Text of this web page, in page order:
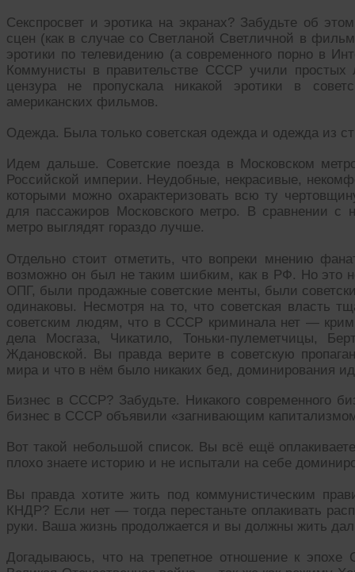
Секспросвет и эротика на экранах? Забудьте об
сцен (как в случае со Светланой Светличной в
эротики по телевидению (а современного порно в
Коммунисты в правительстве СССР учили
цензура не пропускала никакой эротики в
американских фильмов.
Одежда. Была только советская одежда и одежда из
Идем дальше. Советские поезда в Московском
Российской империи. Неудобные, некрасивые,
которыми можно охарактеризовать всю ту
для пассажиров Московского метро. В сравнении
метро выглядят гораздо лучше.
Отдельно стоит отметить, что вопреки мнению
возможно он был не таким шибким, как в РФ. Но это
ОПГ, были продажные советские менты, были
одинаковы. Несмотря на то, что советская власть
советским людям, что в СССР криминала нет —
дела Мосгаза, Чикатило, Тоньки-пулеметчицы,
Ждановской. Вы правда верите в советскую
мира и что в нём было никаких бед, доминирования
Бизнес в СССР? Забудьте. Никакого
бизнес в СССР объявили «загнивающим
Вот такой небольшой список. Вы всё ещё
плохо знаете историю и не испытали на себе
Вы правда хотите жить под коммунистическим
КНДР? Если нет — тогда перестаньте оплакивать
руки. Ваша жизнь продолжается и вы должны жить
Догадываюсь, что на трепетное отношение к